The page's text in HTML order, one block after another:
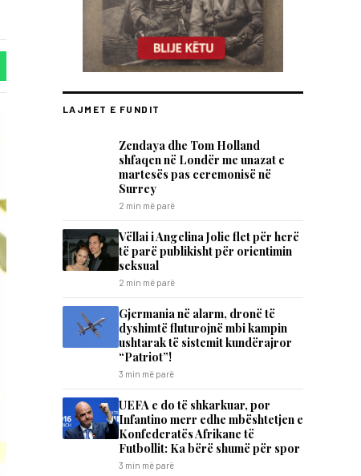
LAJMET E FUNDIT
Zendaya dhe Tom Holland
shfaqen në Londër me unazat e
martesës pas ceremonisë në
Surrey
2 min më parë
Vëllai i Angelina Jolie flet për herë
të parë publikisht për orientimin
seksual
2 min më parë
Gjermania në alarm, dronë të
dyshimtë fluturojnë mbi kampin
ushtarak të sistemit kundërajror
“Patriot”!
3 min më parë
UEFA e do të shkarkuar, por
Infantino merr edhe mbështetjen e
Konfederatës Afrikane të
Futbollit: Ka bërë shumë për spor
3 min më parë